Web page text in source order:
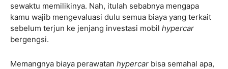
sewaktu memilikinya. Nah, itulah sebabnya mengapa
kamu wajib mengevaluasi dulu semua biaya yang terkait
sebelum terjun ke jenjang investasi mobil hypercar
bergengsi.
Memangnya biaya perawatan hypercar bisa semahal apa,